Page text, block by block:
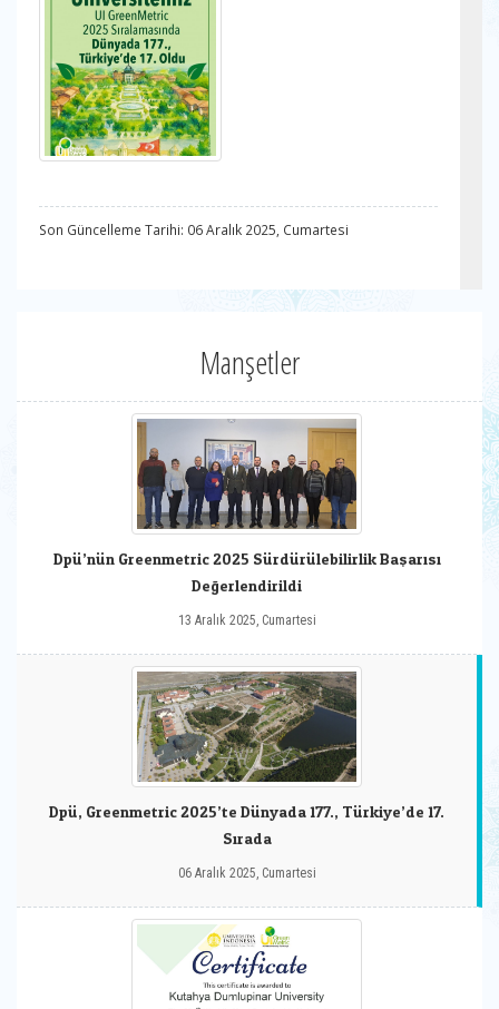
Son Güncelleme Tarihi: 06 Aralık 2025, Cumartesi
Manşetler
Dpü’nün Greenmetric 2025 Sürdürülebilirlik Başarısı
Değerlendirildi
13 Aralık 2025, Cumartesi
Dpü, Greenmetric 2025’te Dünyada 177., Türkiye’de 17.
Sırada
06 Aralık 2025, Cumartesi